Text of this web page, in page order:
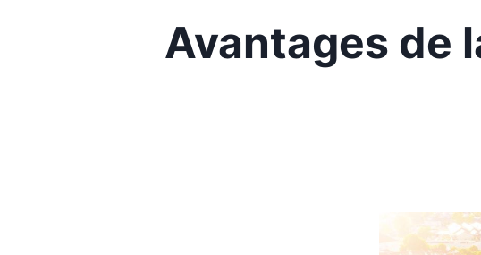
Avantages de